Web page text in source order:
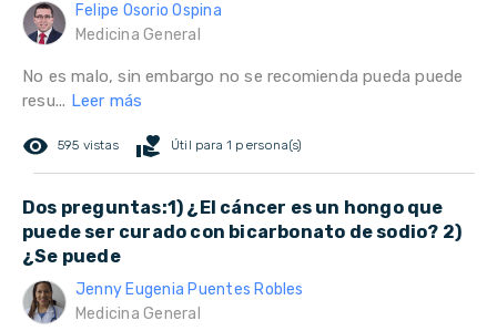
Felipe Osorio Ospina
Medicina General
No es malo, sin embargo no se recomienda pueda puede
resu... Leer más
remove_red_eye 595 vistas volunteer_activism Útil para 1 persona(s)
Dos preguntas:1) ¿El cáncer es un hongo que
puede ser curado con bicarbonato de sodio? 2)
¿Se puede
Jenny Eugenia Puentes Robles
Medicina General